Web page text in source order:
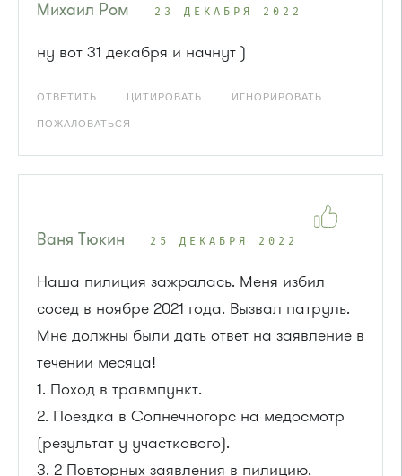
Михаил Ром 23 ДЕКАБРЯ 2022
ну вот 31 декабря и начнут )
ОТВЕТИТЬ ЦИТИРОВАТЬ ИГНОРИРОВАТЬ
ПОЖАЛОВАТЬСЯ
Ваня Тюкин 25 ДЕКАБРЯ 2022
Наша пилиция зажралась. Меня избил
сосед в ноябре 2021 года. Вызвал патруль.
Мне должны были дать ответ на заявление в
течении месяца!
1. Поход в травмпункт.
2. Поездка в Солнечногорс на медосмотр
(результат у участкового).
3. 2 Повторных заявления в пилицию.